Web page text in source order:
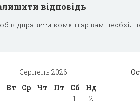
відповідь
відправити коментар вам
Серпень 2026
Вт Ср Чт Пт Сб
Нд
1
2